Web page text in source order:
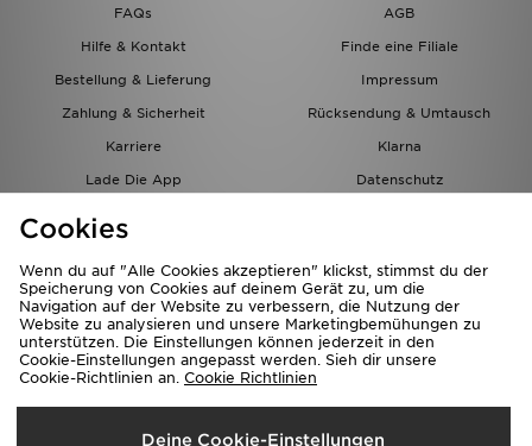
FAQs
AGB
Hilfe & Kontakt
Finde eine Filiale
Bestellung & Lieferung
Impressum
Zahlung & Sicherheit
Rücksendung & Umtausch
Karriere
Klarna
Lade Die App
Datenschutz
Lieferung Nach
Cookies
Wenn du auf "Alle Cookies akzeptieren" klickst, stimmst du der
Speicherung von Cookies auf deinem Gerät zu, um die
Navigation auf der Website zu verbessern, die Nutzung der
Website zu analysieren und unsere Marketingbemühungen zu
unterstützen. Die Einstellungen können jederzeit in den
Cookie-Einstellungen angepasst werden. Sieh dir unsere
Cookie-Richtlinien an. Cookie Richtlinien
Deine Cookie-Einstellungen